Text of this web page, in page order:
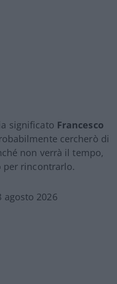
significato Francesco
cercherò di
non verrà il tempo,
rincontrarlo.
2026